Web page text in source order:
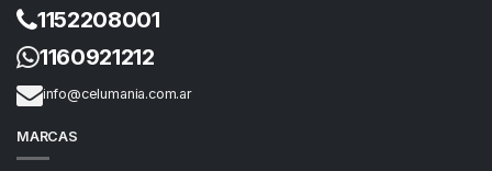
1152208001
1160921212
info@celumania.com.ar
MARCAS